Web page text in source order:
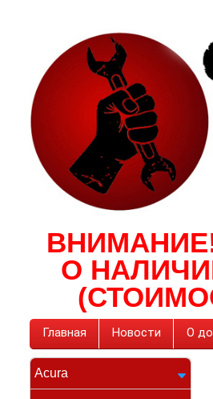
О
Главная Новости О
Acura